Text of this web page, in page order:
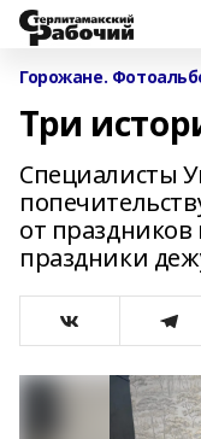
Горожане.
Три
Специалисты
от праздников
праздники